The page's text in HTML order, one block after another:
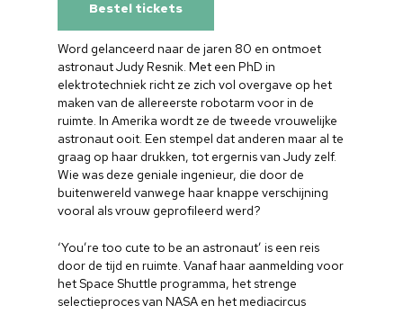
Word gelanceerd naar de jaren 80 en ontmoet
astronaut Judy Resnik. Met een PhD in
elektrotechniek richt ze zich vol overgave op het
maken van de allereerste robotarm voor in de
ruimte. In Amerika wordt ze de tweede vrouwelijke
astronaut ooit. Een stempel dat anderen maar al te
graag op haar drukken, tot ergernis van Judy zelf.
Wie was deze geniale ingenieur, die door de
buitenwereld vanwege haar knappe verschijning
vooral als vrouw geprofileerd werd?
‘You’re too cute to be an astronaut’ is een reis
door de tijd en ruimte. Vanaf haar aanmelding voor
het Space Shuttle programma, het strenge
selectieproces van NASA en het mediacircus
Bestel tickets